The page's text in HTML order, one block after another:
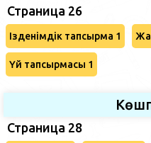
Страница 26
Ізденімдік тапсырма 1
Үй тапсырмасы 1
Страница 28